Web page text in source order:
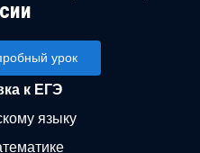
урок
к ЕГЭ
языку